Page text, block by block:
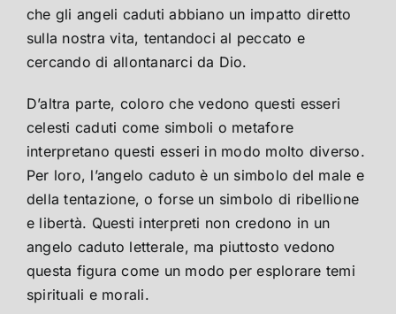
che gli angeli caduti abbiano un impatto diretto
sulla nostra vita, tentandoci al peccato e
cercando di allontanarci da Dio.
D’altra parte, coloro che vedono questi esseri
celesti caduti come simboli o metafore
interpretano questi esseri in modo molto diverso.
Per loro, l’angelo caduto è un simbolo del male e
della tentazione, o forse un simbolo di ribellione
e libertà. Questi interpreti non credono in un
angelo caduto letterale, ma piuttosto vedono
questa figura come un modo per esplorare temi
spirituali e morali.